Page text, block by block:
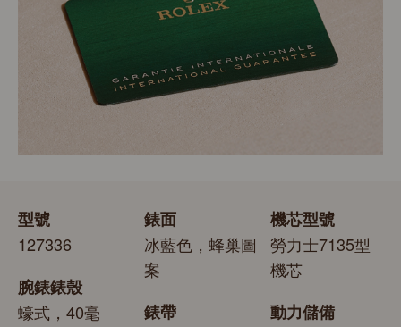
型號
127336
腕錶錶殼
蠔式，40毫
錶面
冰藍色，蜂巢圖
案
錶帶
機芯型號
勞力士7135型
機芯
動力儲備